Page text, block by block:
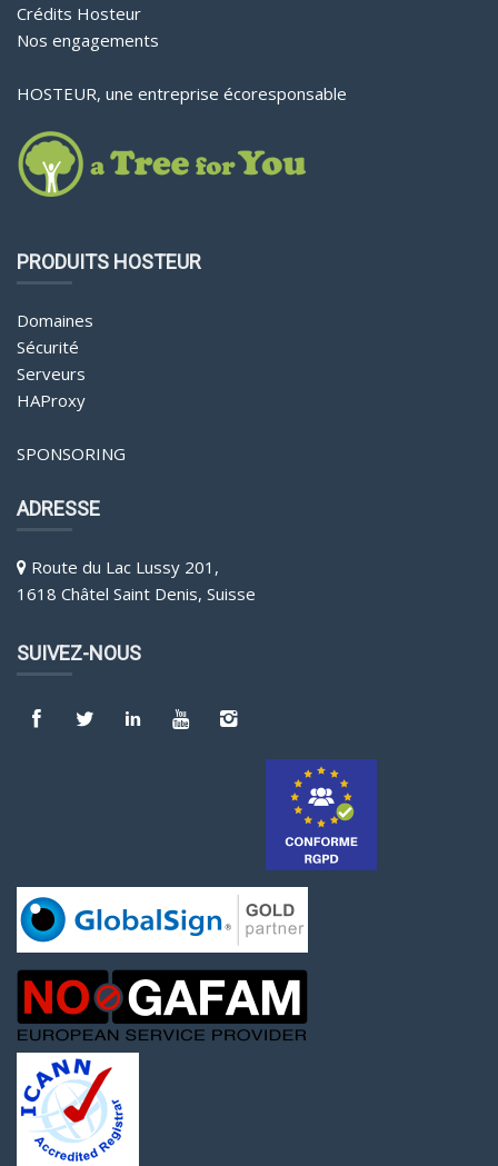
Crédits Hosteur
Nos engagements
HOSTEUR, une entreprise écoresponsable
PRODUITS HOSTEUR
Domaines
Sécurité
Serveurs
HAProxy
SPONSORING
ADRESSE
Route du Lac Lussy 201,
1618 Châtel Saint Denis, Suisse
SUIVEZ-NOUS